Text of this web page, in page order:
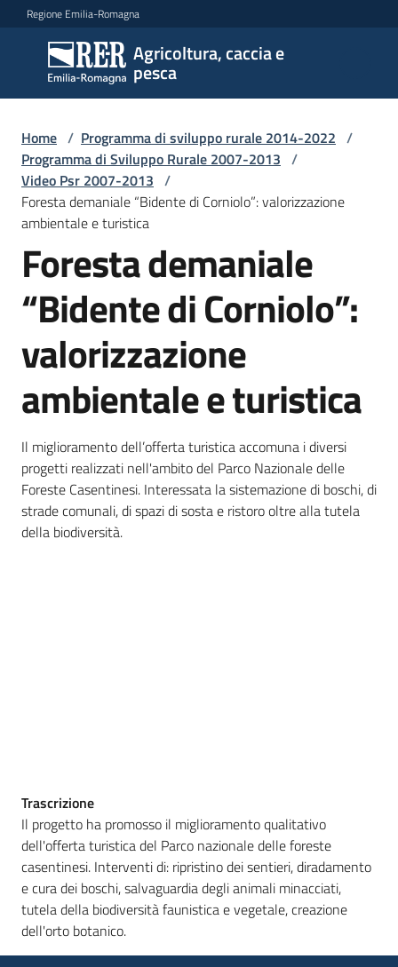
Vai al contenuto
Vai alla navigazione
Vai al footer
Regione Emilia-Romagna
Agricoltura, caccia e
pesca
Agricoltura,
caccia e
pesca
Argomenti
Novità
Servizi
Leggi
atti
bandi
Piani
programmi
progetti
Home / Programma di sviluppo rurale 2014-2022 /
Programma di Sviluppo Rurale 2007-2013 /
Video Psr 2007-2013 /
Foresta demaniale “Bidente di Corniolo”: valorizzazione
ambientale e turistica
Foresta demaniale
“Bidente di Corniolo”:
valorizzazione
ambientale e turistica
Il miglioramento dell’offerta turistica accomuna i diversi
progetti realizzati nell'ambito del Parco Nazionale delle
Foreste Casentinesi. Interessata la sistemazione di boschi, di
strade comunali, di spazi di sosta e ristoro oltre alla tutela
della biodiversità.
Trascrizione
Il progetto ha promosso il miglioramento qualitativo
dell'offerta turistica del Parco nazionale delle foreste
casentinesi. Interventi di: ripristino dei sentieri, diradamento
e cura dei boschi, salvaguardia degli animali minacciati,
tutela della biodiversità faunistica e vegetale, creazione
dell'orto botanico.